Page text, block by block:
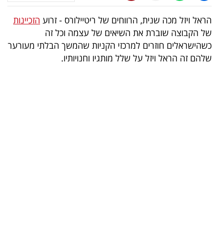
טלוויזיה
עסקי
ספורט
קריירה
הראל ויזל מכה שנית, הרווחים של ריטיילורס - זרוע הזכיינות
של הקבוצה שוברת את השיאים של עצמה וכל זה
כשהישראלים חוזרים למרכזי הקניות שהמשך הבלתי מעורער
שלהם זה הראל ויזל על שלל מותגיו וחנויותיו.